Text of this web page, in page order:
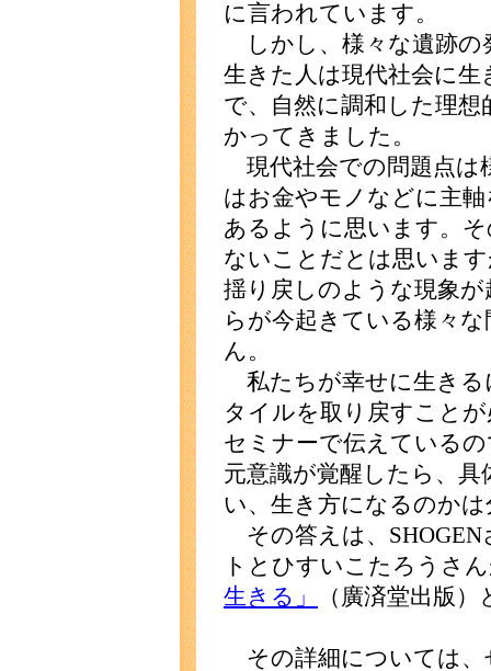
に言われています。
しかし、様々な遺跡の
生きた人は現代社会に
で、自然に調和した理
かってきました。
現代社会での問題点は
はお金やモノなどに主
あるように思います。
ないことだとは思いま
揺り戻しのような現象
らが今起きている様々
ん。
私たちが幸せに生きる
タイルを取り戻すこと
セミナーで伝えている
元意識が覚醒したら、
い、生き方になるのか
その答えは、
トとひすいこたろうさ
生きる」
（廣済堂出版
その詳細については、